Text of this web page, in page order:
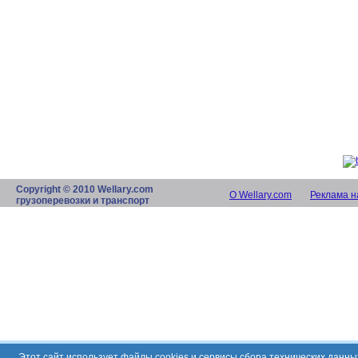
Copyright © 2010 Wellary.com
грузоперевозки и транспорт
О Wellary.com Реклама